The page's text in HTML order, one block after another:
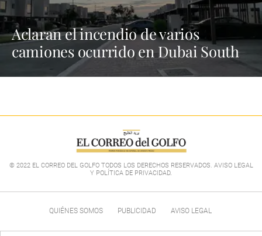
Aclaran el incendio de varios
camiones ocurrido en Dubai South
© 2022 EL CORREO DEL GOLFO TODOS LOS DERECHOS RESERVADOS. AVISO LEGAL
Y POLÍTICA DE PRIVACIDAD.
QUIÉNES SOMOS PUBLICIDAD AVISO LEGAL